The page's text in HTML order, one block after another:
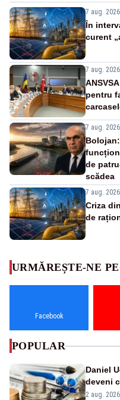
7 aug.
În
curent
7 aug.
pentru
7 aug.
de
scădea
7 aug.
Criza
de
URMĂREȘTE-NE PE
Facebook
POPULAR
Daniel
deveni
viitoare?
2 aug.